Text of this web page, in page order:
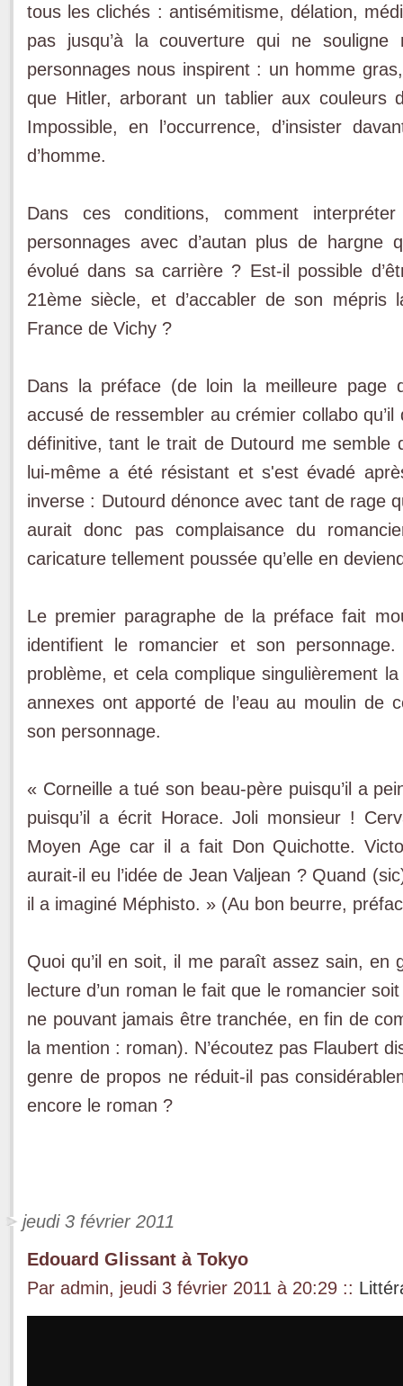
tous les clichés : antisémitisme, délation,
pas jusqu’à la couverture qui ne souligne
personnages nous inspirent : un homme
que Hitler, arborant un tablier aux
Impossible, en l’occurrence, d’insister
d’homme.
Dans ces conditions, comment
personnages avec d’autan plus de hargne
évolué dans sa carrière ? Est-il possible
21ème siècle, et d’accabler de son
France de Vichy ?
Dans la préface (de loin la meilleure page
accusé de ressembler au crémier collabo
définitive, tant le trait de Dutourd me semble
lui-même a été résistant et s'est évadé
inverse : Dutourd dénonce avec tant de rage
aurait donc pas complaisance du
caricature tellement poussée qu’elle en
Le premier paragraphe de la préface fait
identifient le romancier et son
problème, et cela complique singulièrement
annexes ont apporté de l’eau au moulin de
son personnage.
« Corneille a tué son beau-père puisqu’il a
puisqu’il a écrit Horace. Joli monsieur !
Moyen Age car il a fait Don Quichotte.
aurait-il eu l’idée de Jean Valjean ? Quand
il a imaginé Méphisto. » (Au bon beurre,
Quoi qu’il en soit, il me paraît assez sain, en
lecture d’un roman le fait que le romancier
ne pouvant jamais être tranchée, en fin de
la mention : roman). N’écoutez pas Flaubert
genre de propos ne réduit-il pas
encore le roman ?
jeudi 3 février 2011
Edouard Glissant à Tokyo
Par admin, jeudi 3 février 2011 à 20:29 ::